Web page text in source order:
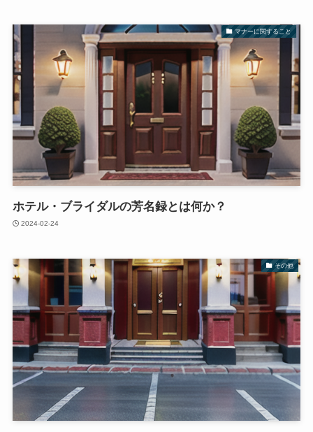
マナーに関すること
ホテル・ブライダルの芳名録とは何か？
2024-02-24
その他